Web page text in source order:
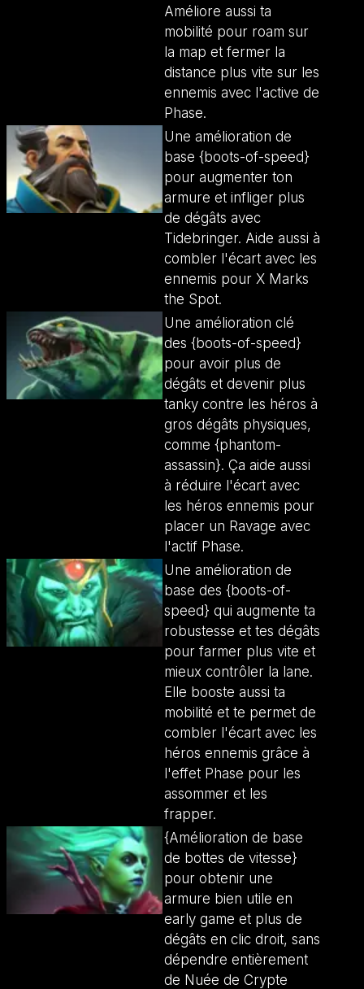
Améliore aussi ta
mobilité pour roam sur
la map et fermer la
distance plus vite sur les
ennemis avec l'active de
Phase.
Une amélioration de
base {boots-of-speed}
pour augmenter ton
armure et infliger plus
de dégâts avec
Tidebringer. Aide aussi à
combler l'écart avec les
ennemis pour X Marks
the Spot.
Une amélioration clé
des {boots-of-speed}
pour avoir plus de
dégâts et devenir plus
tanky contre les héros à
gros dégâts physiques,
comme {phantom-
assassin}. Ça aide aussi
à réduire l'écart avec
les héros ennemis pour
placer un Ravage avec
l'actif Phase.
Une amélioration de
base des {boots-of-
speed} qui augmente ta
robustesse et tes dégâts
pour farmer plus vite et
mieux contrôler la lane.
Elle booste aussi ta
mobilité et te permet de
combler l'écart avec les
héros ennemis grâce à
l'effet Phase pour les
assommer et les
frapper.
{Amélioration de base
de bottes de vitesse}
pour obtenir une
armure bien utile en
early game et plus de
dégâts en clic droit, sans
dépendre entièrement
de Nuée de Crypte